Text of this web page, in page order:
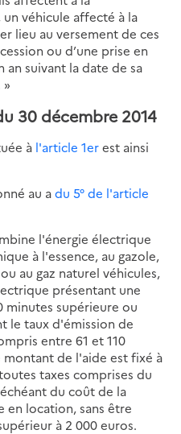
véhicule affecté à la
lieu au versement de ces
ou d’une prise en
an suivant la date de sa
30 décembre 2014
à l'article 1erest ainsi
au adu 5° de l'article
l'énergie électrique
à l'essence, au gazole,
au gaz naturel véhicules,
présentant une
minutes supérieure ou
le taux d'émission de
entre 61 et 110
de l'aide est fixé à
taxes comprises du
du coût de la
en location, sans être
à 2 000 euros.